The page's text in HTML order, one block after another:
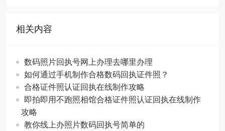
相关内容
数码照片回执号网上办理去哪里办理
如何通过手机制作合格数码回执证件照？
合格证件照认证回执在线制作攻略
即拍即用不跑照相馆合格证件照认证回执在线制作
攻略
教你线上办照片数码回执号简单的